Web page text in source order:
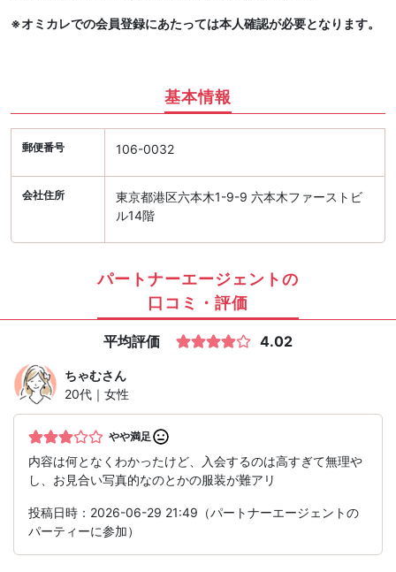
※オミカレでの会員登録にあたっては本人確認が必要となります。
基本情報
郵便番号 106-0032
会社住所
東京都港区六本木1-9-9 六本木ファーストビ
ル14階
パートナーエージェントの
口コミ・評価
平均評価 4.02
ちゃむさん
20代｜女性
やや満足
内容は何となくわかったけど、入会するのは高すぎて無理や
し、お見合い写真的なのとかの服装が難アリ
投稿日時：2026-06-29 21:49（パートナーエージェントの
パーティーに参加）